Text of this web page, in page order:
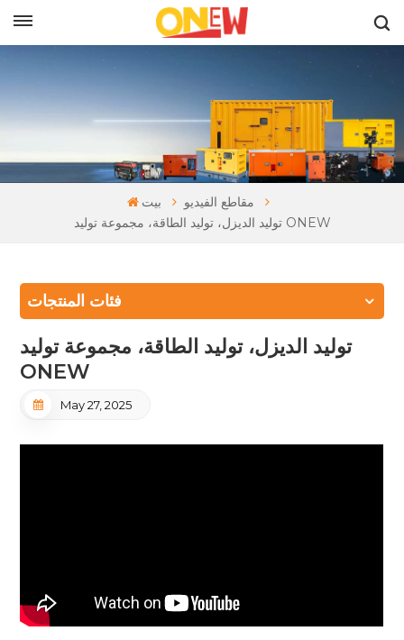
بيت
مقاطع الفيديو
توليد الديزل، توليد الطاقة، مجموعة توليد ONEW
فئات المنتجات
توليد الديزل، توليد الطاقة، مجموعة توليد
ONEW
May 27, 2025